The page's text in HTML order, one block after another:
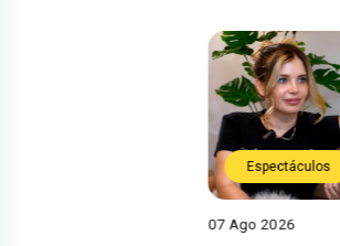
Espectáculos
07 Ago 2026